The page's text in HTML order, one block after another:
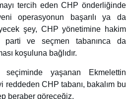
tercih eden CHP önderliğinde
operasyonun başarılı ya da
şey, CHP yönetimine hakim
ve seçmen tabanınca da
koşuluna bağlıdır.
seçiminde yaşanan Ekmelettin
reddeden CHP tabanı, bakalım bu
beraber göreceğiz.